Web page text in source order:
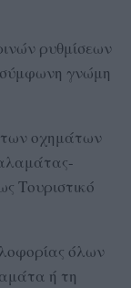
ρυθμίσεων
σύμφωνη γνώμη
οχημάτων
Τουριστικό
όλων
ή τη